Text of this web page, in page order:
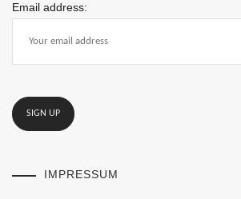
Email address:
IMPRESSUM